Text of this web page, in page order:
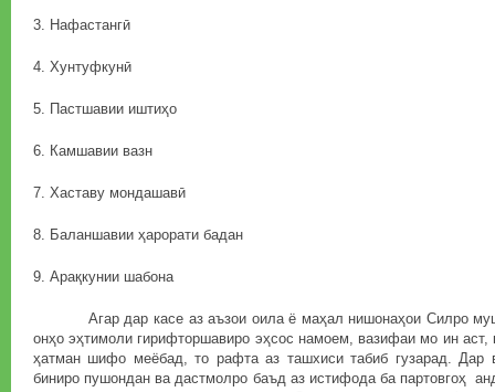
3. Нафастангӣ
4. Хунтуфкунӣ
5. Пастшавии иштиҳо
6. Камшавии вазн
7. Хаставу мондашавӣ
8. Баланшавии ҳарорати бадан
9. Арақкунии шабона
Агар дар касе аз аъзои оила ё маҳал нишонаҳои Силро
онҳо эҳтимоли гирифторшавиро эҳсос намоем, вазифаи мо ин аст,
ҳатман шифо меёбад, то рафта аз ташхиси табиб гузарад. Дар
биниро пушондан ва дастмолро баъд аз истифода ба партовгоҳ